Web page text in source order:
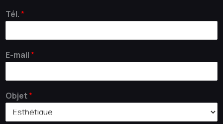
Tél.*
E-mail*
Objet*